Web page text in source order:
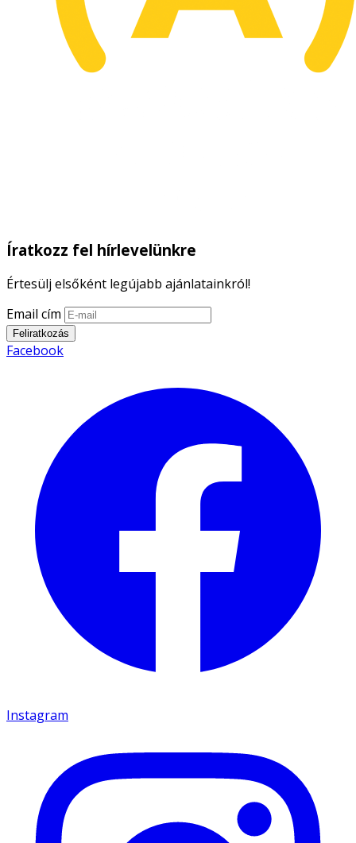
Íratkozz fel hírlevelünkre
Értesülj elsőként legújabb ajánlatainkról!
Email cím
Feliratkozás
Facebook
Instagram